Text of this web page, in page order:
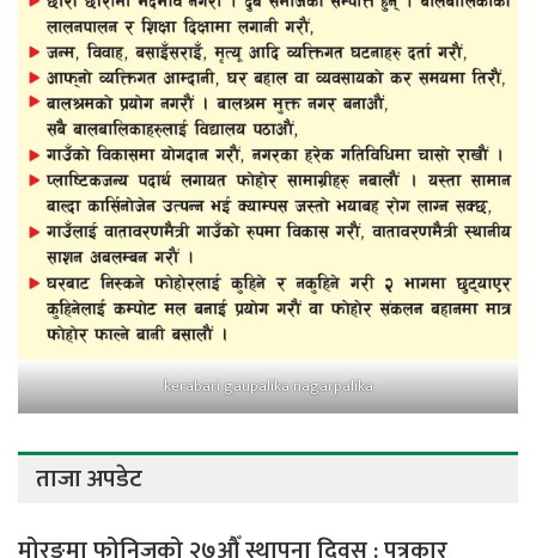
kerabari gaupalika nagarpalika
ताजा अपडेट